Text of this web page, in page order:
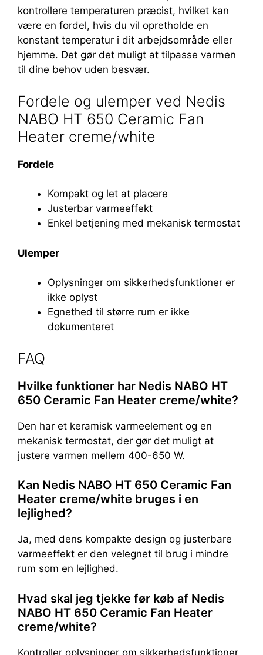
kontrollere temperaturen præcist, hvilket kan
være en fordel, hvis du vil opretholde en
konstant temperatur i dit arbejdsområde eller
hjemme. Det gør det muligt at tilpasse varmen
til dine behov uden besvær.
Fordele og ulemper ved Nedis
NABO HT 650 Ceramic Fan
Heater creme/white
Fordele
Kompakt og let at placere
Justerbar varmeeffekt
Enkel betjening med mekanisk termostat
Ulemper
Oplysninger om sikkerhedsfunktioner er
ikke oplyst
Egnethed til større rum er ikke
dokumenteret
FAQ
Hvilke funktioner har Nedis NABO HT
650 Ceramic Fan Heater creme/white?
Den har et keramisk varmeelement og en
mekanisk termostat, der gør det muligt at
justere varmen mellem 400-650 W.
Kan Nedis NABO HT 650 Ceramic Fan
Heater creme/white bruges i en
lejlighed?
Ja, med dens kompakte design og justerbare
varmeeffekt er den velegnet til brug i mindre
rum som en lejlighed.
Hvad skal jeg tjekke før køb af Nedis
NABO HT 650 Ceramic Fan Heater
creme/white?
Kontroller oplysninger om sikkerhedsfunktioner